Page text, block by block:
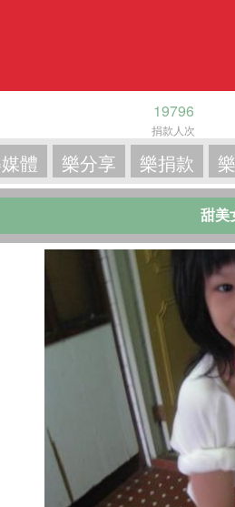
19796
捐款人次
體 樂分享 樂捐款
甜美